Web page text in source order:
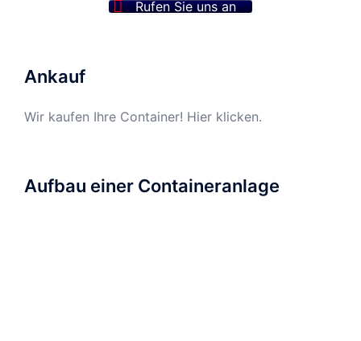
Rufen Sie uns an
Ankauf
Wir kaufen Ihre Container! Hier klicken.
Aufbau einer Containeranlage